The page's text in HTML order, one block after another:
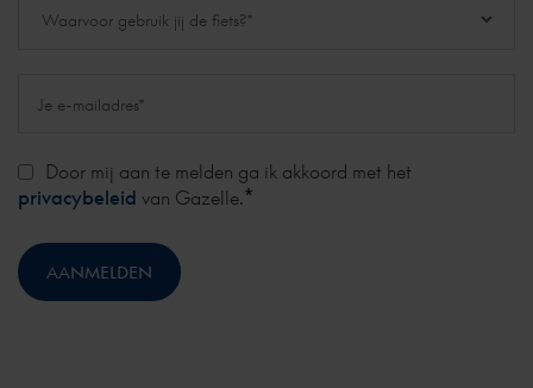
Door mij aan te melden ga ik akkoord met het
privacybeleid van Gazelle.*